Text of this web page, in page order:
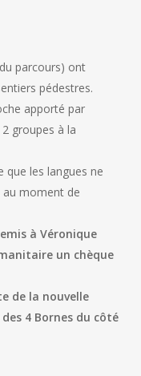
parcours) ont
pédestres.
apporté par
groupes à la
les langues ne
moment de
à Véronique
un chèque
de la nouvelle
4 Bornes du côté